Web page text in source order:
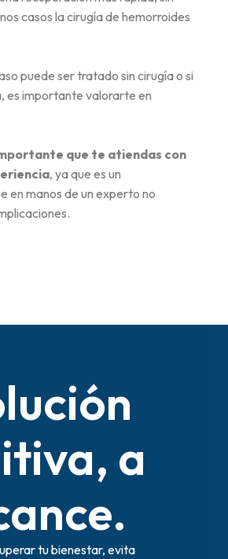
casos la cirugía de hemorroides
puede ser tratado sin cirugía o si
es importante valorarte en
que te atiendas con
, ya que es un
en manos de un experto no
a
tu bienestar, evita